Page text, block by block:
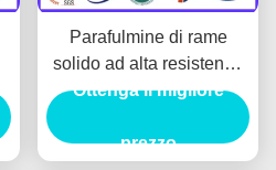
Parafulmine di rame
solido ad alta resistenza
per il sistema di
contro il fulmine
Ottenga il migliore
prezzo